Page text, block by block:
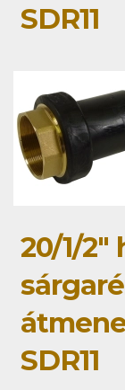
SDR11
20/1/2"
SDR11